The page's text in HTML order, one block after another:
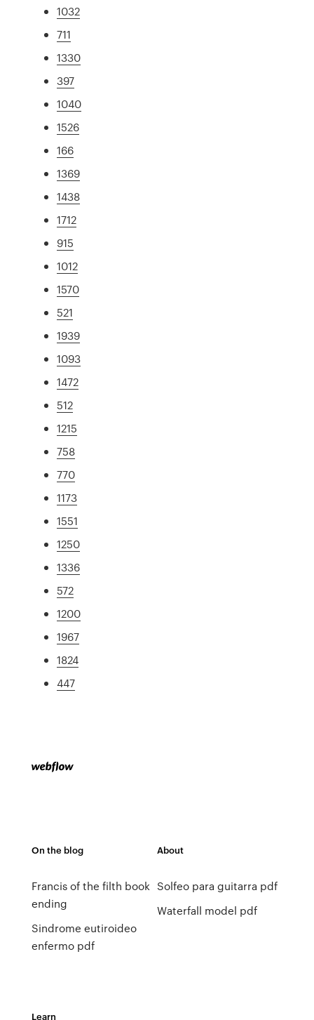
1032
711
1330
397
1040
1526
166
1369
1438
1712
915
1012
1570
521
1939
1093
1472
512
1215
758
770
1173
1551
1250
1336
572
1200
1967
1824
447
On the blog
Francis of the filth book
ending
Sindrome eutiroideo
enfermo pdf
About
Solfeo para guitarra pdf
Waterfall model pdf
Learn